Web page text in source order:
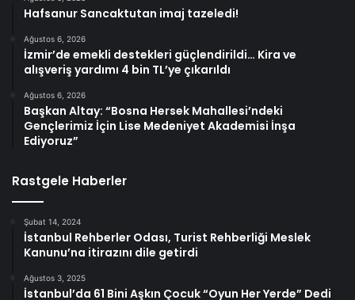
Hafsanur Sancaktutan imaj tazeledi!
Ağustos 6, 2026
İzmir’de emekli destekleri güçlendirildi… Kira ve
alışveriş yardımı 4 bin TL’ye çıkarıldı
Ağustos 6, 2026
Başkan Altay: “Bosna Hersek Mahallesi’ndeki
Gençlerimiz İçin Lise Medeniyet Akademisi İnşa
Ediyoruz”
Rastgele Haberler
Şubat 14, 2024
İstanbul Rehberler Odası, Turist Rehberliği Meslek
Kanunu’na itirazını dile getirdi
Ağustos 3, 2025
İstanbul’da 61 Bini Aşkın Çocuk “Oyun Her Yerde” Dedi